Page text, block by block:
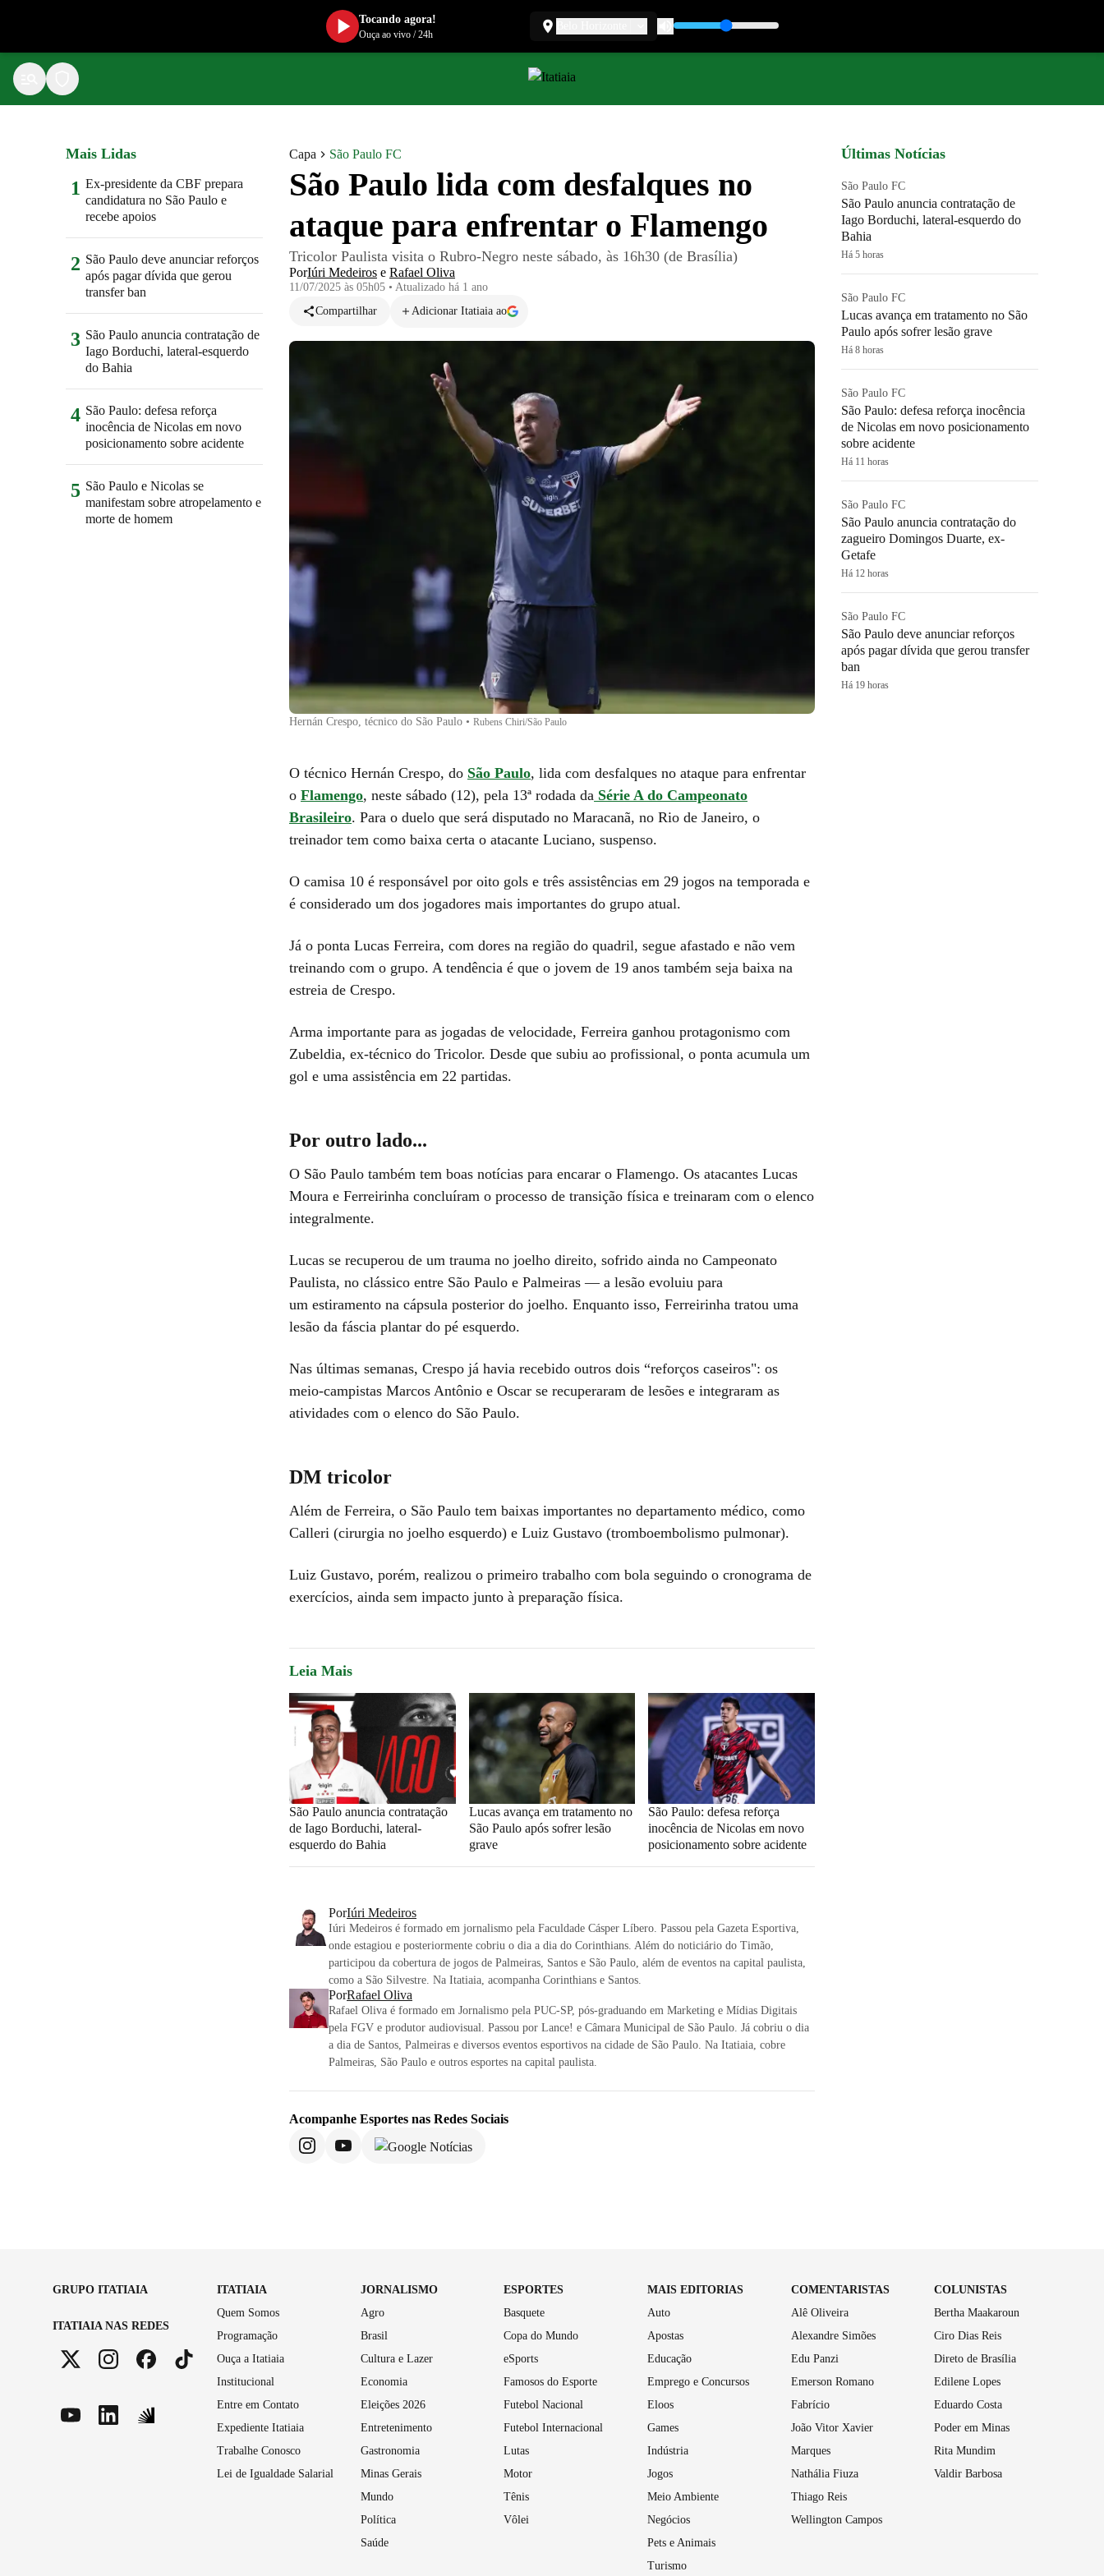
Capa São Paulo FC
São Paulo lida com desfalques no
ataque para enfrentar o Flamengo
Tricolor Paulista visita o Rubro-Negro neste sábado, às 16h30 (de Brasília)
PorIúri Medeiros e Rafael Oliva
11/07/2025 às 05h05 • Atualizado há 1 ano
Compartilhar
Adicionar Itatiaia ao
Hernán Crespo, técnico do São Paulo • Rubens Chiri/São Paulo
O técnico Hernán Crespo, do São Paulo, lida com desfalques no ataque para enfrentar
o Flamengo, neste sábado (12), pela 13ª rodada da Série A do Campeonato
Brasileiro. Para o duelo que será disputado no Maracanã, no Rio de Janeiro, o
treinador tem como baixa certa o atacante Luciano, suspenso.
O camisa 10 é responsável por oito gols e três assistências em 29 jogos na temporada e
é considerado um dos jogadores mais importantes do grupo atual.
Já o ponta Lucas Ferreira, com dores na região do quadril, segue afastado e não vem
treinando com o grupo. A tendência é que o jovem de 19 anos também seja baixa na
estreia de Crespo.
Arma importante para as jogadas de velocidade, Ferreira ganhou protagonismo com
Zubeldia, ex-técnico do Tricolor. Desde que subiu ao profissional, o ponta acumula um
gol e uma assistência em 22 partidas.
Por outro lado...
O São Paulo também tem boas notícias para encarar o Flamengo. Os atacantes Lucas
Moura e Ferreirinha concluíram o processo de transição física e treinaram com o elenco
integralmente.
Lucas se recuperou de um trauma no joelho direito, sofrido ainda no Campeonato
Paulista, no clássico entre São Paulo e Palmeiras — a lesão evoluiu para
um estiramento na cápsula posterior do joelho. Enquanto isso, Ferreirinha tratou uma
lesão da fáscia plantar do pé esquerdo.
Nas últimas semanas, Crespo já havia recebido outros dois “reforços caseiros": os
meio-campistas Marcos Antônio e Oscar se recuperaram de lesões e integraram as
atividades com o elenco do São Paulo.
DM tricolor
Além de Ferreira, o São Paulo tem baixas importantes no departamento médico, como
Calleri (cirurgia no joelho esquerdo) e Luiz Gustavo (tromboembolismo pulmonar).
Luiz Gustavo, porém, realizou o primeiro trabalho com bola seguindo o cronograma de
exercícios, ainda sem impacto junto à preparação física.
Leia Mais
São Paulo anuncia contratação
de Iago Borduchi, lateral-
esquerdo do Bahia
Lucas avança em tratamento no
São Paulo após sofrer lesão
grave
São Paulo: defesa reforça
inocência de Nicolas em novo
posicionamento sobre acidente
PorIúri Medeiros
Iúri Medeiros é formado em jornalismo pela Faculdade Cásper Líbero. Passou pela Gazeta Esportiva,
onde estagiou e posteriormente cobriu o dia a dia do Corinthians. Além do noticiário do Timão,
participou da cobertura de jogos de Palmeiras, Santos e São Paulo, além de eventos na capital paulista,
como a São Silvestre. Na Itatiaia, acompanha Corinthians e Santos.
PorRafael Oliva
Rafael Oliva é formado em Jornalismo pela PUC-SP, pós-graduando em Marketing e Mídias Digitais
pela FGV e produtor audiovisual. Passou por Lance! e Câmara Municipal de São Paulo. Já cobriu o dia
a dia de Santos, Palmeiras e diversos eventos esportivos na cidade de São Paulo. Na Itatiaia, cobre
Palmeiras, São Paulo e outros esportes na capital paulista.
Acompanhe Esportes nas Redes Sociais
Mais Lidas
1 Ex-presidente da CBF prepara
candidatura no São Paulo e
recebe apoios
2 São Paulo deve anunciar reforços
após pagar dívida que gerou
transfer ban
3 São Paulo anuncia contratação de
Iago Borduchi, lateral-esquerdo
do Bahia
4 São Paulo: defesa reforça
inocência de Nicolas em novo
posicionamento sobre acidente
5 São Paulo e Nicolas se
manifestam sobre atropelamento e
morte de homem
Últimas Notícias
São Paulo FC
São Paulo anuncia contratação de
Iago Borduchi, lateral-esquerdo do
Bahia
Há 5 horas
São Paulo FC
Lucas avança em tratamento no São
Paulo após sofrer lesão grave
Há 8 horas
São Paulo FC
São Paulo: defesa reforça inocência
de Nicolas em novo posicionamento
sobre acidente
Há 11 horas
São Paulo FC
São Paulo anuncia contratação do
zagueiro Domingos Duarte, ex-
Getafe
Há 12 horas
São Paulo FC
São Paulo deve anunciar reforços
após pagar dívida que gerou transfer
ban
Há 19 horas
GRUPO ITATIAIA
ITATIAIA NAS REDES
ITATIAIA
Quem Somos
Programação
Ouça a Itatiaia
Institucional
Entre em Contato
Expediente Itatiaia
Trabalhe Conosco
Lei de Igualdade Salarial
JORNALISMO
Agro
Brasil
Cultura e Lazer
Economia
Eleições 2026
Entretenimento
Gastronomia
Minas Gerais
Mundo
Política
Saúde
ESPORTES
Basquete
Copa do Mundo
eSports
Famosos do Esporte
Futebol Nacional
Futebol Internacional
Lutas
Motor
Tênis
Vôlei
MAIS EDITORIAS
Auto
Apostas
Educação
Emprego e Concursos
Eloos
Games
Indústria
Jogos
Meio Ambiente
Negócios
Pets e Animais
Turismo
COMENTARISTAS
Alê Oliveira
Alexandre Simões
Edu Panzi
Emerson Romano
Fabrício
João Vitor Xavier
Marques
Nathália Fiuza
Thiago Reis
Wellington Campos
COLUNISTAS
Bertha Maakaroun
Ciro Dias Reis
Direto de Brasília
Edilene Lopes
Eduardo Costa
Poder em Minas
Rita Mundim
Valdir Barbosa
Tocando agora!
Ouça ao vivo/24h